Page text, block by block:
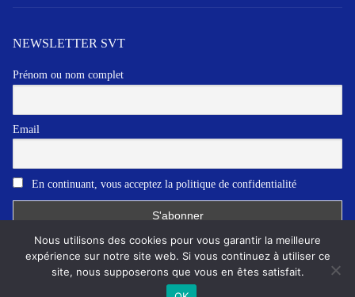
NEWSLETTER SVT
Prénom ou nom complet
Email
En continuant, vous acceptez la politique de confidentialité
Copyright © 2026 SVT communication
Nous utilisons des cookies pour vous garantir la meilleure
expérience sur notre site web. Si vous continuez à utiliser ce
site, nous supposerons que vous en êtes satisfait.